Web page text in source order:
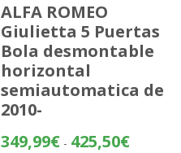
ALFA ROMEO
Giulietta 5 Puertas
Bola desmontable
horizontal
semiautomatica de
2010-
349,99€ - 425,50€Rango